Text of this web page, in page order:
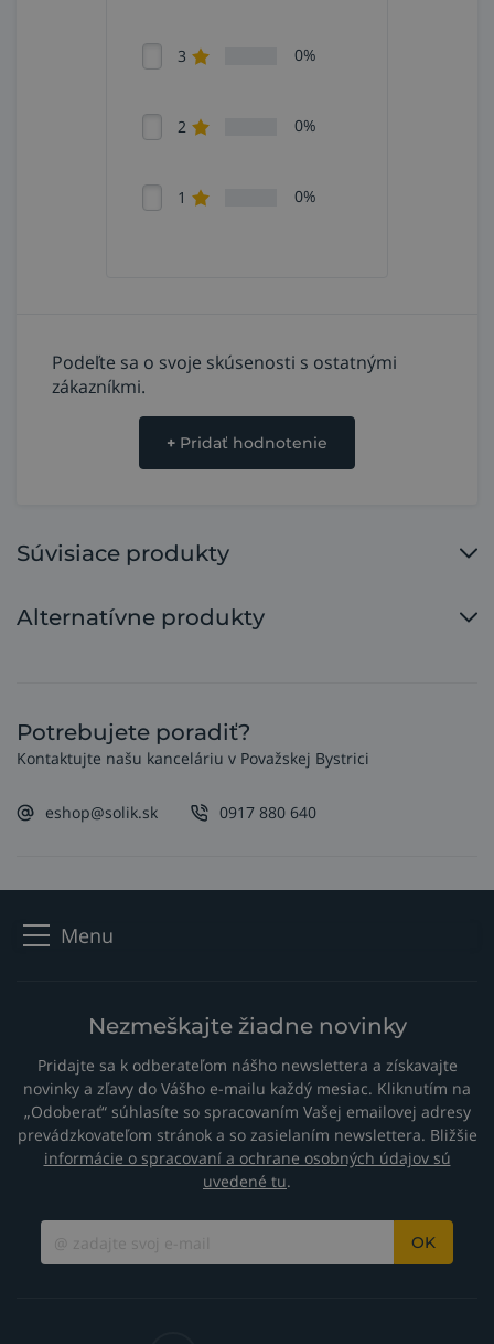
3 0%
2 0%
1 0%
Podeľte sa o svoje skúsenosti s ostatnými
zákazníkmi.
+ Pridať hodnotenie
Súvisiace produkty
Alternatívne produkty
Potrebujete poradiť?
Kontaktujte našu kanceláriu v Považskej Bystrici
eshop@solik.sk 0917 880 640
Menu
Nezmeškajte žiadne novinky
Pridajte sa k odberateľom nášho newslettera a získavajte
novinky a zľavy do Vášho e-mailu každý mesiac. Kliknutím na
„Odoberať“ súhlasíte so spracovaním Vašej emailovej adresy
prevádzkovateľom stránok a so zasielaním newslettera. Bližšie
informácie o spracovaní a ochrane osobných údajov sú
uvedené tu.
OK